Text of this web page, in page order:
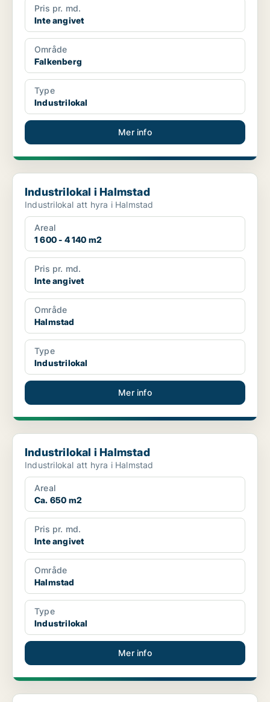
Pris pr. md.
Inte angivet
Område
Falkenberg
Type
Industrilokal
Mer info
Industrilokal i Halmstad
Industrilokal i Halmstad
Industrilokal att hyra i Halmstad
Areal
1 600 - 4 140 m2
Pris pr. md.
Inte angivet
Område
Halmstad
Type
Industrilokal
Mer info
Industrilokal i Halmstad
Industrilokal i Halmstad
Industrilokal att hyra i Halmstad
Areal
Ca. 650 m2
Pris pr. md.
Inte angivet
Område
Halmstad
Type
Industrilokal
Mer info
Industrilokal i Halmstad